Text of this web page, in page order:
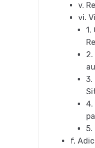
v.
vi.
1.
2.
3.
4.
5.
f.